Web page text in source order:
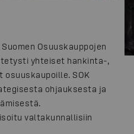
Osuuskauppojen
yhteiset hankinta-,
SOK
ohjauksesta ja
valtakunnallisiin